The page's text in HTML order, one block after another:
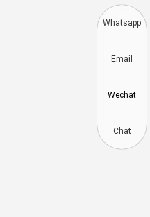
Whatsapp
Email
Wechat
Chat